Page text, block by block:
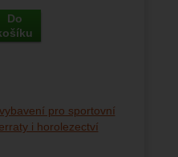
Do
pro sportovní
i horolezectví